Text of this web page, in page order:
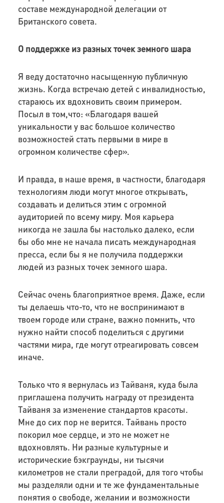
составе международной делегации от
Британского совета.
О поддержке из разных точек земного шара
Я веду достаточно насыщенную публичную
жизнь. Когда встречаю детей с инвалидностью,
стараюсь их вдохновить своим примером.
Посыл в том,что: «Благодаря вашей
уникальности у вас большое количество
возможностей стать первыми в мире в
огромном количестве сфер».
И правда, в наше время, в частности, благодаря
технологиям люди могут многое открывать,
создавать и делиться этим с огромной
аудиторией по всему миру. Моя карьера
никогда не зашла бы настолько далеко, если
бы обо мне не начала писать международная
пресса, если бы я не получила поддержки
людей из разных точек земного шара.
Сейчас очень благоприятное время. Даже, если
ты делаешь что-то, что не воспринимают в
твоем городе или стране, важно помнить, что
нужно найти способ поделиться с другими
частями мира, где могут отреагировать совсем
иначе.
Только что я вернулась из Тайваня, куда была
приглашена получить награду от президента
Тайваня за изменение стандартов красоты.
Мне до сих пор не верится. Тайвань просто
покорил мое сердце, и это не может не
вдохновлять. Ни разные культурные и
исторические бэкграунды, ни тысячи
километров не стали преградой, для того чтобы
мы разделяли одни и те же фундаментальные
понятия о свободе, желании и возможности